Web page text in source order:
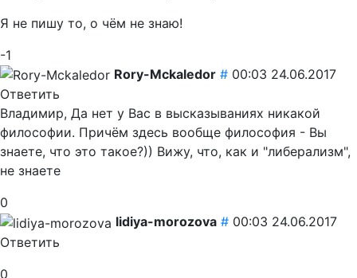
Я не пишу то, о чём не знаю!
-1
Rory-Mckaledor # 00:03 24.06.2017
Ответить
Владимир, Да нет у Вас в высказываниях никакой
философии. Причём здесь вообще философия - Вы
знаете, что это такое?)) Вижу, что, как и "либерализм",
не знаете
0
lidiya-morozova # 00:03 24.06.2017
Ответить
0